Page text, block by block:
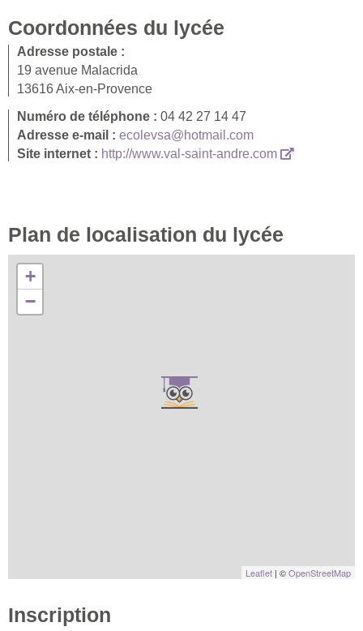
Coordonnées du lycée
Adresse postale :
19 avenue Malacrida
13616 Aix-en-Provence
Numéro de téléphone : 04 42 27 14 47
Adresse e-mail : ecolevsa@hotmail.com
Site internet : http://www.val-saint-andre.com
Plan de localisation du lycée
+
−
Leaflet | ©OpenStreetMap
Inscription